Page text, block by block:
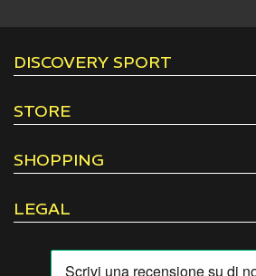
DISCOVERY SPORT
STORE
SHOPPING
LEGAL